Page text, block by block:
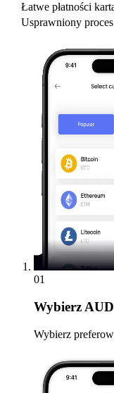
Łatwe płatności
Usprawniony
01
Wybierz
Wybierz